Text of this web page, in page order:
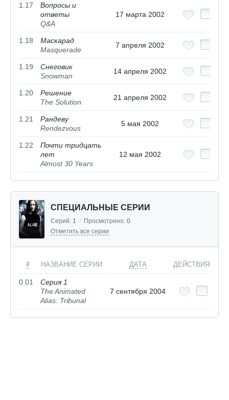
1.17
Вопросы и
ответы
Q&A
17 марта 2002
1.18
Маскарад
Masquerade
7 апреля 2002
1.19
Снеговик
Snowman
14 апреля 2002
1.20
Решение
The Solution
21 апреля 2002
1.21
Рандеву
Rendezvous
5 мая 2002
1.22
Почти тридцать
лет
Almost 30 Years
12 мая 2002
СПЕЦИАЛЬНЫЕ СЕРИИ
Серий: 1 / Просмотрено: 0
Отметить все серии
# НАЗВАНИЕ СЕРИИ ДАТА ДЕЙСТВИЯ
0.01
Серия 1
The Animated
Alias: Tribunal
7 сентября 2004